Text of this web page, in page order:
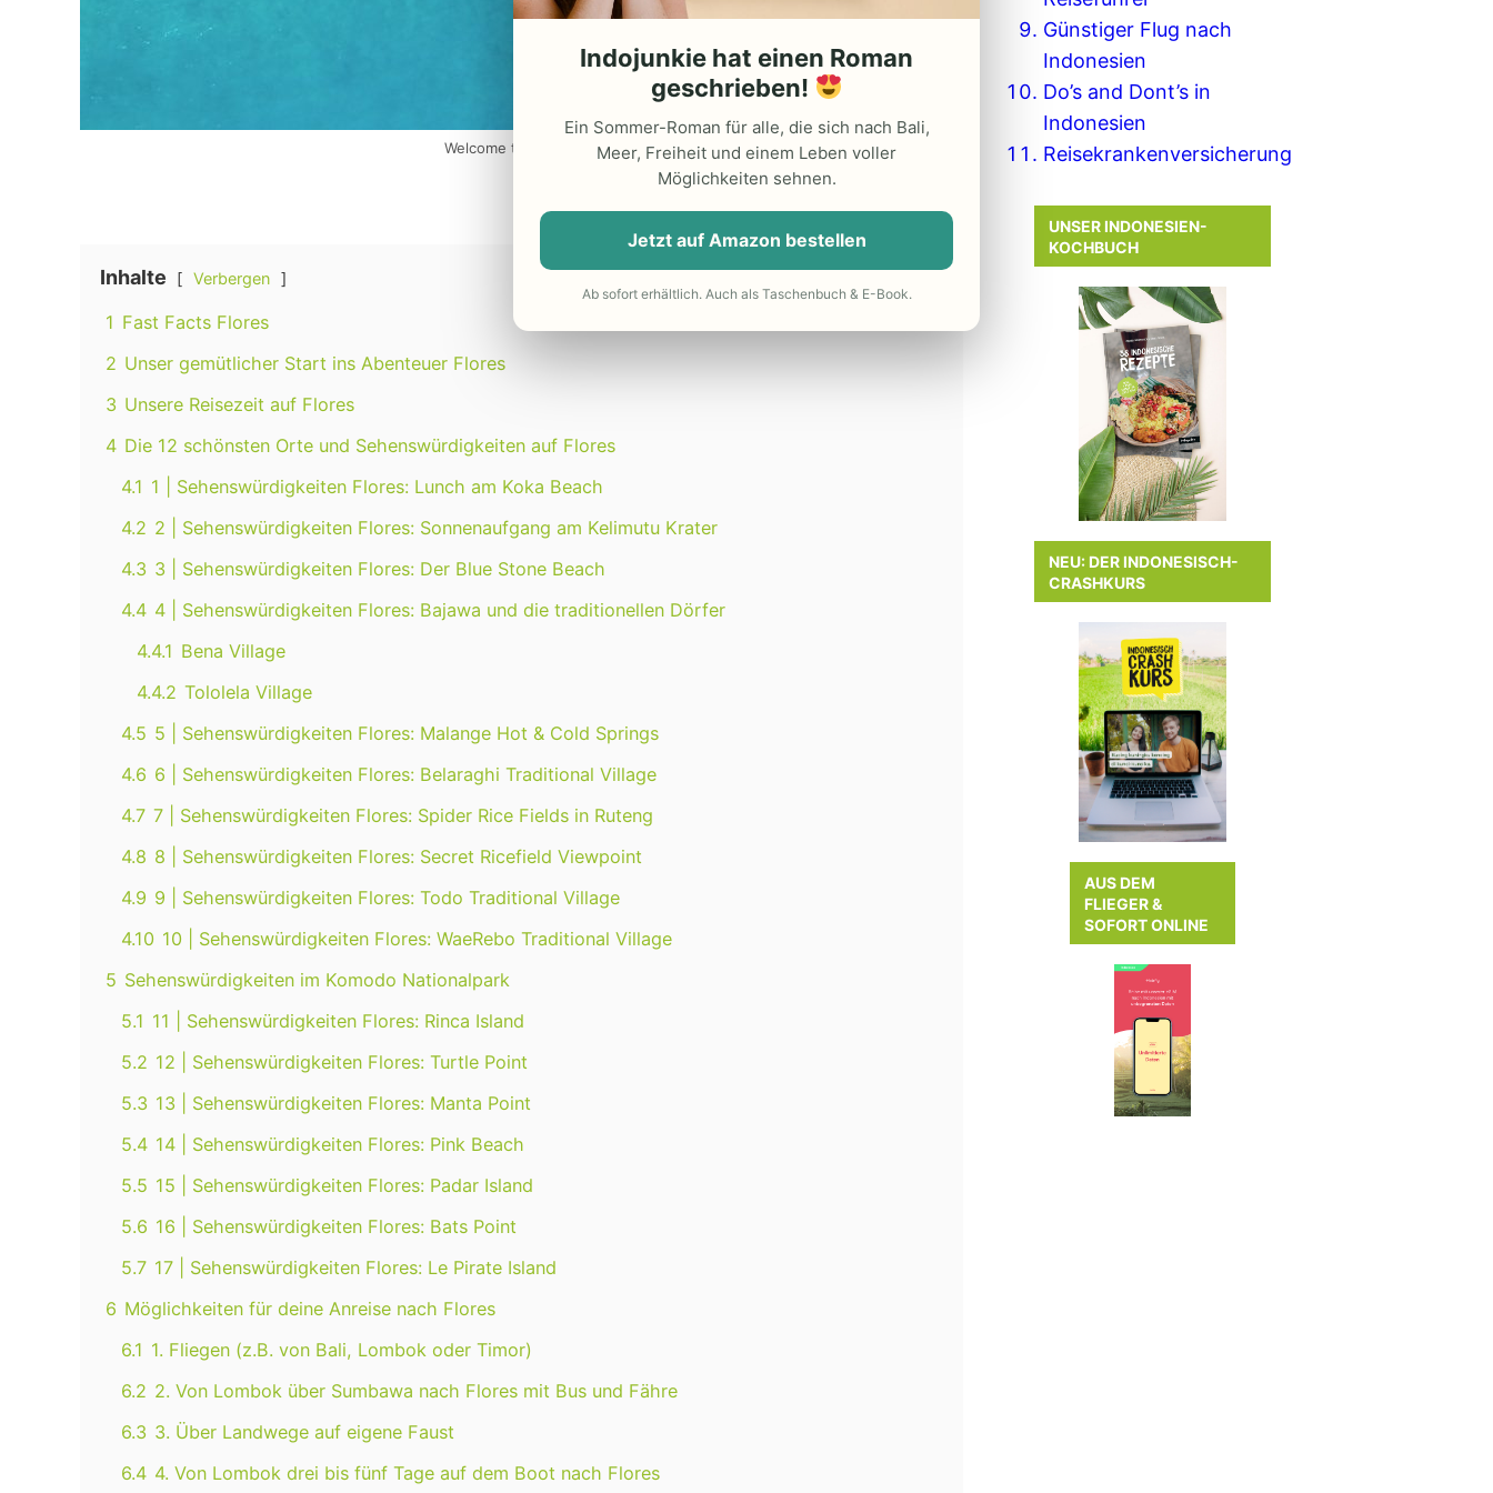
Welcome to Flores!
Inhalte Verbergen
1 Fast Facts Flores
2 Unser gemütlicher Start ins Abenteuer Flores
3 Unsere Reisezeit auf Flores
4 Die 12 schönsten Orte und Sehenswürdigkeiten auf Flores
4.1 1 | Sehenswürdigkeiten Flores: Lunch am Koka Beach
4.2 2 | Sehenswürdigkeiten Flores: Sonnenaufgang am Kelimutu Krater
4.3 3 | Sehenswürdigkeiten Flores: Der Blue Stone Beach
4.4 4 | Sehenswürdigkeiten Flores: Bajawa und die traditionellen Dörfer
4.4.1 Bena Village
4.4.2 Tololela Village
4.5 5 | Sehenswürdigkeiten Flores: Malange Hot & Cold Springs
4.6 6 | Sehenswürdigkeiten Flores: Belaraghi Traditional Village
4.7 7 | Sehenswürdigkeiten Flores: Spider Rice Fields in Ruteng
4.8 8 | Sehenswürdigkeiten Flores: Secret Ricefield Viewpoint
4.9 9 | Sehenswürdigkeiten Flores: Todo Traditional Village
4.10 10 | Sehenswürdigkeiten Flores: WaeRebo Traditional Village
5 Sehenswürdigkeiten im Komodo Nationalpark
5.1 11 | Sehenswürdigkeiten Flores: Rinca Island
5.2 12 | Sehenswürdigkeiten Flores: Turtle Point
5.3 13 | Sehenswürdigkeiten Flores: Manta Point
5.4 14 | Sehenswürdigkeiten Flores: Pink Beach
5.5 15 | Sehenswürdigkeiten Flores: Padar Island
5.6 16 | Sehenswürdigkeiten Flores: Bats Point
5.7 17 | Sehenswürdigkeiten Flores: Le Pirate Island
6 Möglichkeiten für deine Anreise nach Flores
6.1 1. Fliegen (z.B. von Bali, Lombok oder Timor)
6.2 2. Von Lombok über Sumbawa nach Flores mit Bus und Fähre
6.3 3. Über Landwege auf eigene Faust
6.4 4. Von Lombok drei bis fünf Tage auf dem Boot nach Flores
Günstiger Flug nach
Indonesien
Do’s and Dont’s in
Indonesien
Reisekrankenversicherung
UNSER INDONESIEN-
KOCHBUCH
NEU: DER INDONESISCH-
CRASHKURS
AUS DEM
FLIEGER &
SOFORT ONLINE
Indojunkie hat einen Roman
geschrieben!
Ein Sommer-Roman für alle, die sich nach Bali,
Meer, Freiheit und einem Leben voller
Möglichkeiten sehnen.
Jetzt auf Amazon bestellen
Ab sofort erhältlich. Auch als Taschenbuch & E-Book.